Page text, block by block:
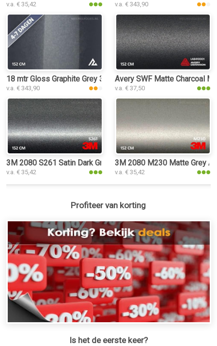
v.a. € 35,42 v.a. € 343,90
18 mtr Gloss Graphite Grey 3180 interieurfolie
v.a. € 343,90
Avery SWF Matte Charcoal
v.a. € 37,50
3M 2080 S261 Satin Dark Grey interieurfolie
v.a. € 35,42
3M 2080 M230 Matte Grey
v.a. € 35,42
Profiteer van korting
Is het de eerste keer?